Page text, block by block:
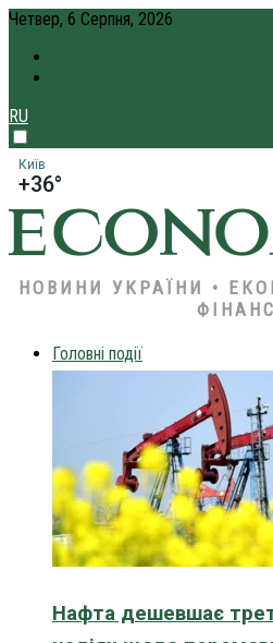
Четвер, 6 Серпня, 2026
RU
Київ
+36°
НОВИНИ УКРАЇНИ •
Головні події
Нафта дешевшає